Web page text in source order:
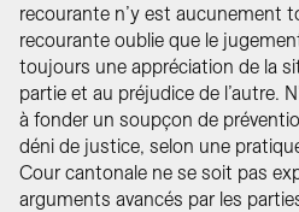
recourante n’y est aucunement
recourante oublie que le
toujours une appréciation de la
partie et au préjudice de l’autre.
à fonder un soupçon de
déni de justice, selon une
Cour cantonale ne se soit pas
arguments avancés par les